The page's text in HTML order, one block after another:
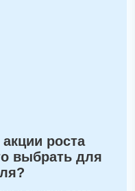
роста
выбрать для